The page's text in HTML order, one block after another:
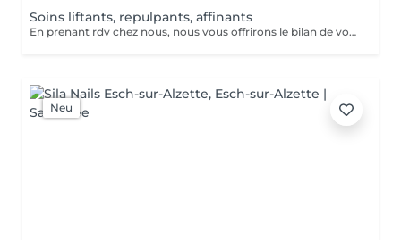
Soins liftants, repulpants, affinants
En prenant rdv chez nous, nous vous offrirons le bilan de votre peau du visage par Intelligence Artificielle!! Appelez nous au 28795858 ou envoyez un message par facebook ou instagram JFG CLINIC BELVAL, ou par whatsapp au 691 696 697, à très bientôt!!
Neu